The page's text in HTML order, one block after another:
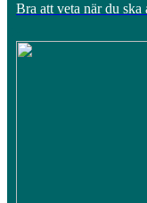
Bra att veta när du ska